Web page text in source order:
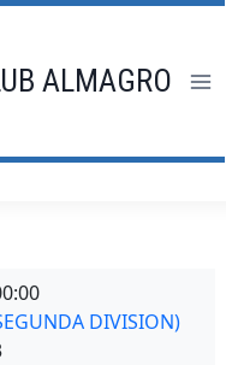
ALMAGRO
DIVISION)